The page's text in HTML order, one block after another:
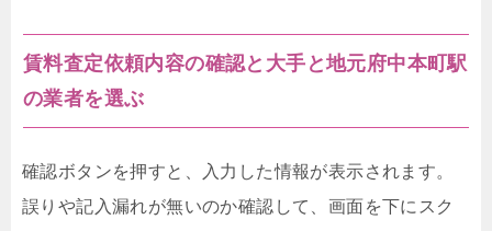
賃料査定依頼内容の確認と大手と地元府中本町駅
の業者を選ぶ
確認ボタンを押すと、入力した情報が表示されます。
誤りや記入漏れが無いのか確認して、画面を下にスク